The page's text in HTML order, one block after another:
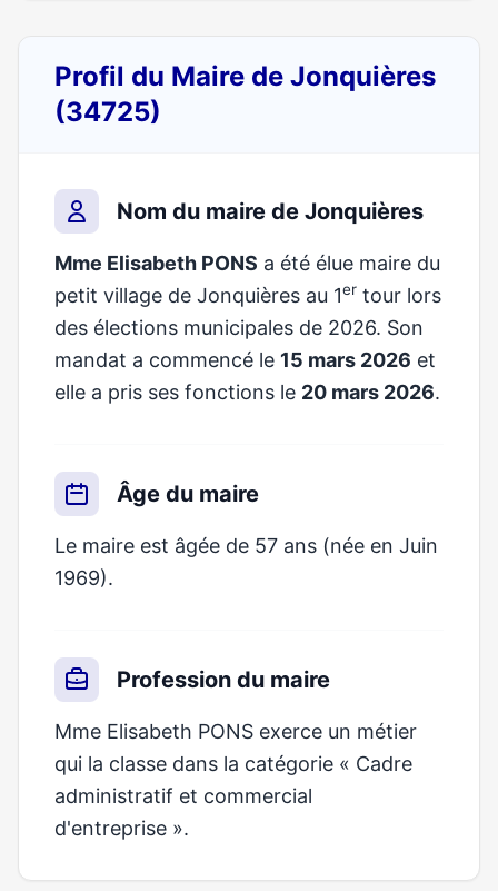
Profil du Maire de Jonquières
(34725)
Nom du maire de Jonquières
Mme Elisabeth PONS a été élue maire du
petit village de Jonquières au 1er tour lors
des élections municipales de 2026. Son
mandat a commencé le 15 mars 2026 et
elle a pris ses fonctions le 20 mars 2026.
Âge du maire
Le maire est âgée de 57 ans (née en Juin
1969).
Profession du maire
Mme Elisabeth PONS exerce un métier
qui la classe dans la catégorie « Cadre
administratif et commercial
d'entreprise ».